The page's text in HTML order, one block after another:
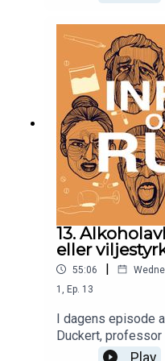
for sine
energi og eufori,
som angst,
helseproblemer.
langsiktige
psykiske
behandling.
13.
eller
55:06 |
1 , Ep. 13
I dagens episode
Duckert,
behandling avPlay